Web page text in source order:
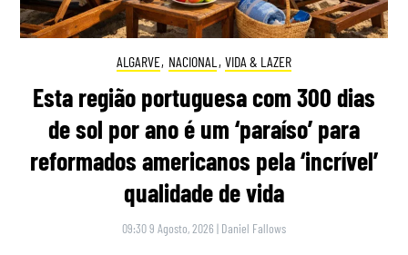
ALGARVE, NACIONAL , VIDA & LAZER
Esta região portuguesa com 300 dias
de sol por ano é um ‘paraíso’ para
reformados americanos pela ‘incrível’
qualidade de vida
09:30 9 Agosto, 2026 | Daniel Fallows